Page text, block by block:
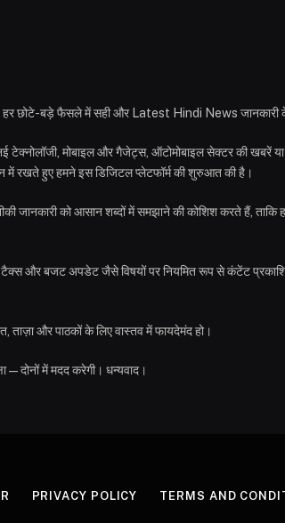
आप हर छोटे-बड़े फैसले में सही और Latest Hindi News
मोबाइल और गैजेट्स, ऑटोमोबाइल सेक्टर की खबरें या
में रखते हुए हमने इस डिजिटल प्लेटफॉर्म की शुरुआत की है।
जानकारी को आसान शब्दों में समझाने की कोशिश करते हैं, ताकि
और बजट अपडेट जैसे विषयों पर नियमित रूप से कंटेंट
ताज़ा और पाठकों के लिए वास्तव में फायदेमंद हो।
में मदद करेगी। धन्यवाद।
PRIVACY POLICY TERMS AND